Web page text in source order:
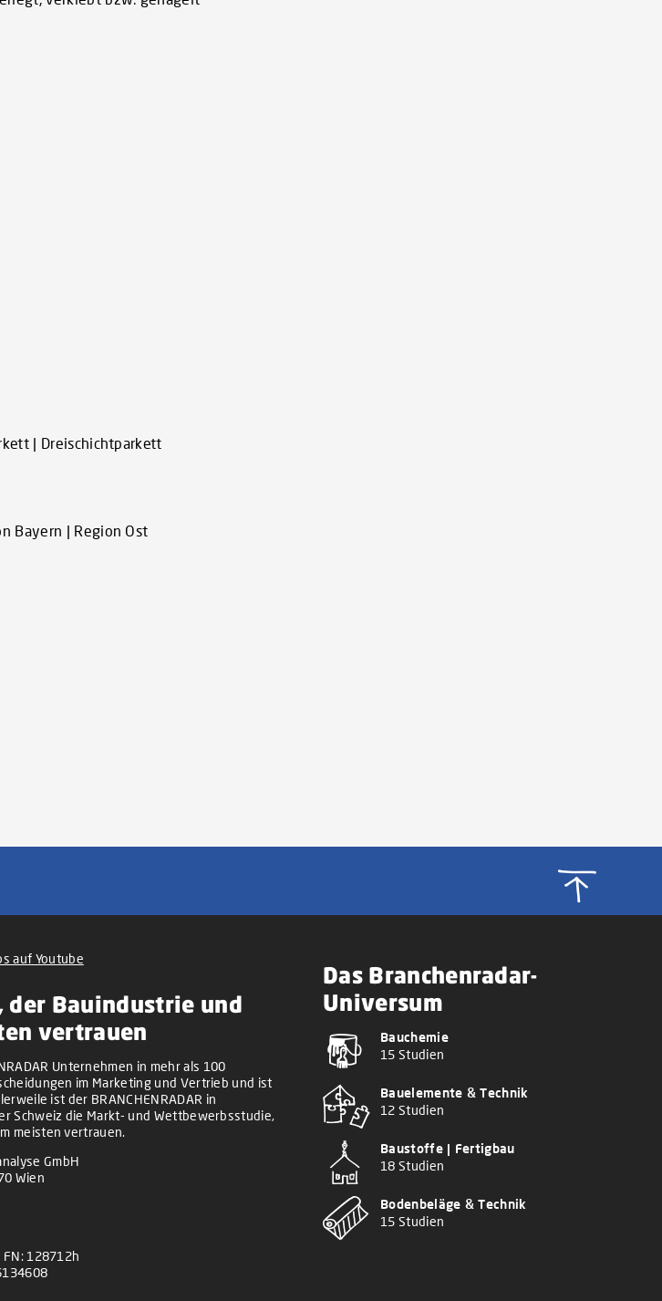
| Dreischichtparkett
Bayern | Region Ost
auf Youtube
der Bauindustrie und
vertrauen
Unternehmen in mehr als 100
im Marketing und Vertrieb und ist
ist der BRANCHENRADAR in
Schweiz die Markt- und Wettbewerbsstudie,
meisten vertrauen.
GmbH
Wien
128712h
Das Branchenradar-
Universum
Bauchemie
15 Studien
Bauelemente & Technik
12 Studien
Baustoffe | Fertigbau
18 Studien
Bodenbeläge & Technik
15 Studien